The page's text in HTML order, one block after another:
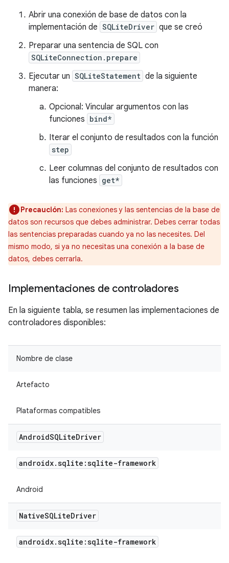
Abrir una conexión de base de datos con la
implementación de SQLiteDriver que se creó
Preparar una sentencia de SQL con
SQLiteConnection.prepare
Ejecutar un SQLiteStatement de la siguiente
manera:
Opcional: Vincular argumentos con las
funciones bind*
Iterar el conjunto de resultados con la función
step
Leer columnas del conjunto de resultados con
las funciones get*
Precaución: Las conexiones y las sentencias de la base de
datos son recursos que debes administrar. Debes cerrar todas
las sentencias preparadas cuando ya no las necesites. Del
mismo modo, si ya no necesitas una conexión a la base de
datos, debes cerrarla.
Implementaciones de controladores
En la siguiente tabla, se resumen las implementaciones de
controladores disponibles:
Nombre de clase
Artefacto
Plataformas compatibles
AndroidSQLiteDriver
androidx.sqlite:sqlite-framework
Android
NativeSQLiteDriver
androidx.sqlite:sqlite-framework